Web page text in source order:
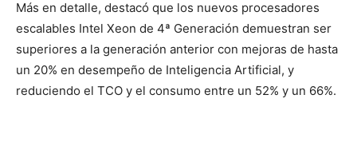
Más en detalle, destacó que los nuevos procesadores
escalables Intel Xeon de 4ª Generación demuestran ser
superiores a la generación anterior con mejoras de hasta
un 20% en desempeño de Inteligencia Artificial, y
reduciendo el TCO y el consumo entre un 52% y un 66%.